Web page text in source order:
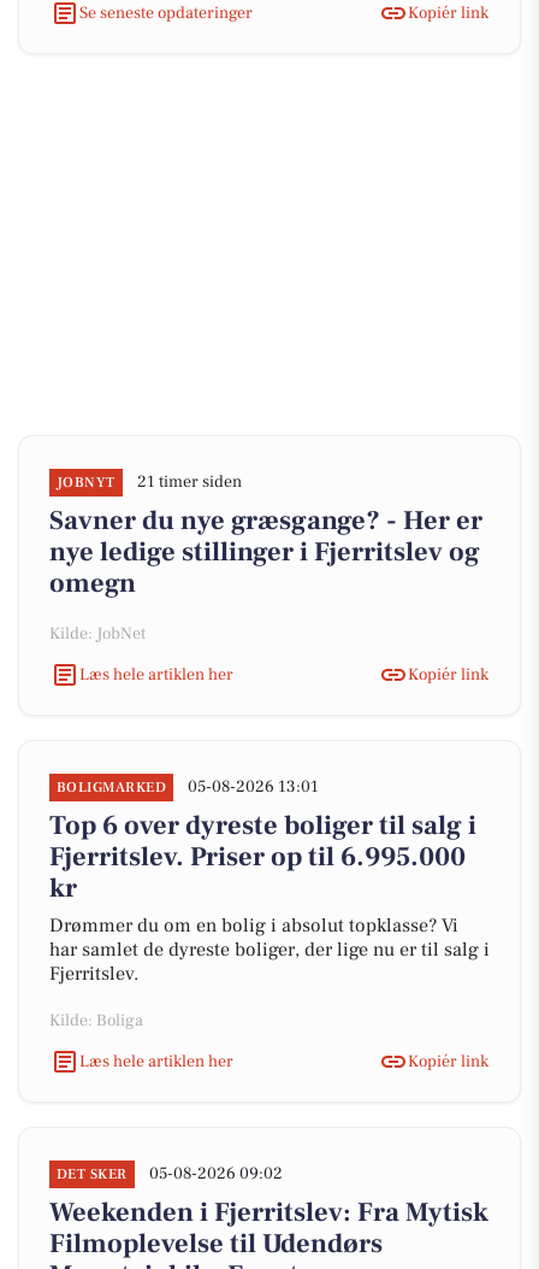
Se seneste opdateringer
Kopiér link
JOBNYT 21 timer siden
Savner du nye græsgange? - Her er
nye ledige stillinger i Fjerritslev og
omegn
Kilde: JobNet
Læs hele artiklen her
Kopiér link
BOLIGMARKED 05-08-2026 13:01
Top 6 over dyreste boliger til salg i
Fjerritslev. Priser op til 6.995.000
kr
Drømmer du om en bolig i absolut topklasse? Vi
har samlet de dyreste boliger, der lige nu er til salg i
Fjerritslev.
Kilde: Boliga
Læs hele artiklen her
Kopiér link
DET SKER 05-08-2026 09:02
Weekenden i Fjerritslev: Fra Mytisk
Filmoplevelse til Udendørs